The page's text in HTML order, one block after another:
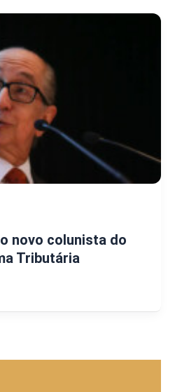
novo colunista do
Tributária